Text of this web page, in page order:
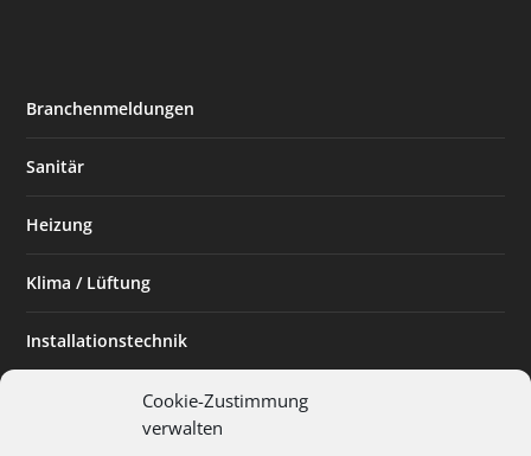
Cookie-Zustimmung
verwalten
Branchenmeldungen
Sanitär
Heizung
Klima / Lüftung
Installationstechnik
Planen & Bauen